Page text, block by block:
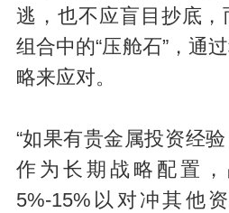
逃，也不应盲目抄底
组合中的“压舱石”，通
略来应对。
“如果有贵金属投资经
作为长期战略配置
5%-15%以对冲其他